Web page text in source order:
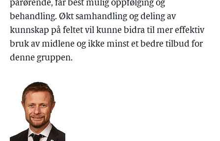
pårørende, får best mulig oppfølging og
behandling. Økt samhandling og deling av
kunnskap på feltet vil kunne bidra til mer effektiv
bruk av midlene og ikke minst et bedre tilbud for
denne gruppen.